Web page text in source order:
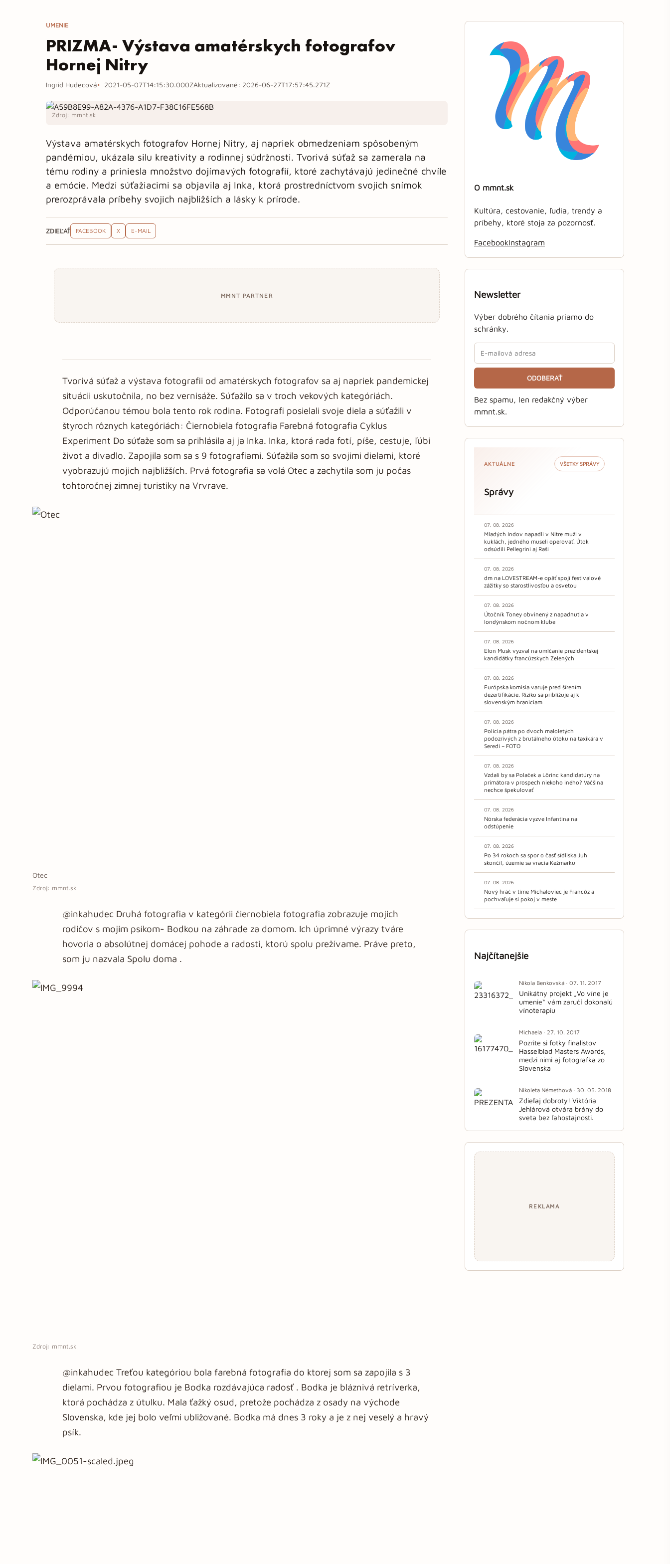
UMENIE
PRIZMA- Výstava amatérskych fotografov
Hornej Nitry
Ingrid Hudecová 2021-05-07T14:15:30.000ZAktualizované: 2026-06-27T17:57:45.271Z
Zdroj: mmnt.sk
Výstava amatérskych fotografov Hornej Nitry, aj napriek obmedzeniam spôsobeným
pandémiou, ukázala silu kreativity a rodinnej súdržnosti. Tvorivá súťaž sa zamerala na
tému rodiny a priniesla množstvo dojímavých fotografií, ktoré zachytávajú jedinečné chvíle
a emócie. Medzi súťažiacimi sa objavila aj Inka, ktorá prostredníctvom svojich snímok
prerozprávala príbehy svojich najbližších a lásky k prírode.
ZDIEĽAŤ FACEBOOK X E-MAIL
MMNT PARTNER
Tvorivá súťaž a výstava fotografii od amatérskych fotografov sa aj napriek pandemickej
situácii uskutočnila, no bez vernisáže. Súťažilo sa v troch vekových kategóriách.
Odporúčanou témou bola tento rok rodina. Fotografi posielali svoje diela a súťažili v
štyroch rôznych kategóriách: Čiernobiela fotografia Farebná fotografia Cyklus
Experiment Do súťaže som sa prihlásila aj ja Inka. Inka, ktorá rada fotí, píše, cestuje, ľúbi
život a divadlo. Zapojila som sa s 9 fotografiami. Súťažila som so svojimi dielami, ktoré
vyobrazujú mojich najbližších. Prvá fotografia sa volá Otec a zachytila som ju počas
tohtoročnej zimnej turistiky na Vrvrave.
Otec
Zdroj: mmnt.sk
@inkahudec Druhá fotografia v kategórii čiernobiela fotografia zobrazuje mojich
rodičov s mojim psíkom- Bodkou na záhrade za domom. Ich úprimné výrazy tváre
hovoria o absolútnej domácej pohode a radosti, ktorú spolu prežívame. Práve preto,
som ju nazvala Spolu doma .
Zdroj: mmnt.sk
@inkahudec Treťou kategóriou bola farebná fotografia do ktorej som sa zapojila s 3
dielami. Prvou fotografiou je Bodka rozdávajúca radosť . Bodka je bláznivá retríverka,
ktorá pochádza z útulku. Mala ťažký osud, pretože pochádza z osady na východe
Slovenska, kde jej bolo veľmi ubližované. Bodka má dnes 3 roky a je z nej veselý a hravý
psík.
O mmnt.sk
Kultúra, cestovanie, ľudia, trendy a
príbehy, ktoré stoja za pozornosť.
FacebookInstagram
Newsletter
Výber dobrého čítania priamo do
schránky.
ODOBERAŤ
Bez spamu, len redakčný výber
mmnt.sk.
AKTUÁLNE VŠETKY SPRÁVY
Správy
07. 08. 2026
Mladých Indov napadli v Nitre muži v
kuklách, jedného museli operovať. Útok
odsúdili Pellegrini aj Raši
07. 08. 2026
dm na LOVESTREAM-e opäť spojí festivalové
zážitky so starostlivosťou a osvetou
07. 08. 2026
Útočník Toney obvinený z napadnutia v
londýnskom nočnom klube
07. 08. 2026
Elon Musk vyzval na umlčanie prezidentskej
kandidátky francúzskych Zelených
07. 08. 2026
Európska komisia varuje pred šírením
dezertifikácie. Riziko sa približuje aj k
slovenským hraniciam
07. 08. 2026
Polícia pátra po dvoch maloletých
podozrivých z brutálneho útoku na taxikára v
Seredi – FOTO
07. 08. 2026
Vzdali by sa Polaček a Lörinc kandidatúry na
primátora v prospech niekoho iného? Väčšina
nechce špekulovať
07. 08. 2026
Nórska federácia vyzve Infantina na
odstúpenie
07. 08. 2026
Po 34 rokoch sa spor o časť sídliska Juh
skončil, územie sa vracia Kežmarku
07. 08. 2026
Nový hráč v tíme Michaloviec je Francúz a
pochvaľuje si pokoj v meste
Najčítanejšie
Nikola Benkovská · 07. 11. 2017
Unikátny projekt „Vo víne je
umenie“ vám zaručí dokonalú
vínoterapiu
Michaela · 27. 10. 2017
Pozrite si fotky finalistov
Hasselblad Masters Awards,
medzi nimi aj fotografka zo
Slovenska
Nikoleta Némethová · 30. 05. 2018
Zdieľaj dobroty! Viktória
Jehlárová otvára brány do
sveta bez ľahostajnosti.
REKLAMA